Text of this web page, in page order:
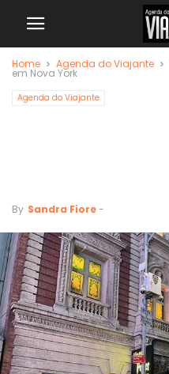
Home Agenda do Viajante
em Nova York
Agenda do Viajante
By Sandra Fiore-